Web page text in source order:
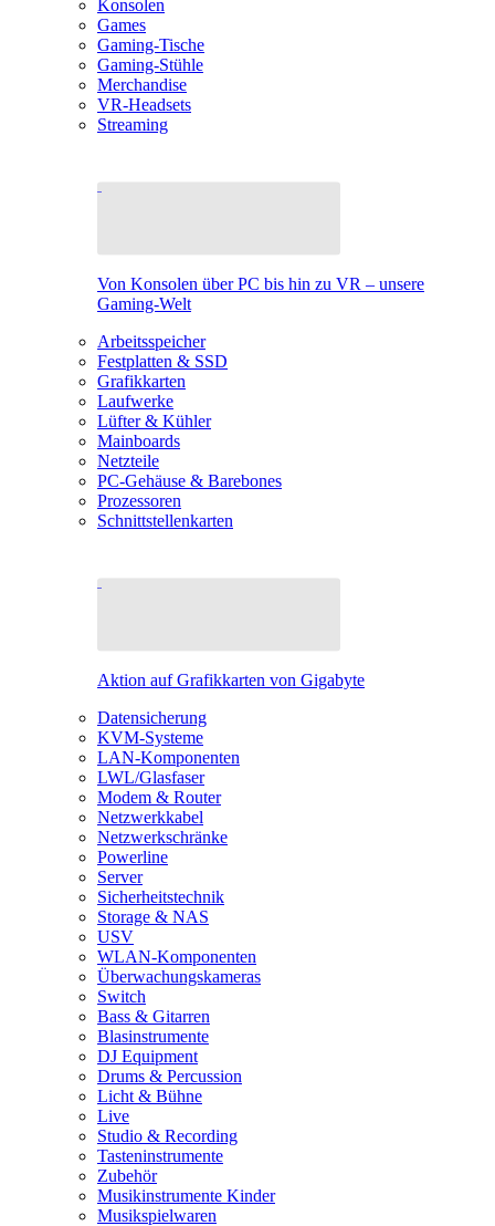
Konsolen
Games
Gaming-Tische
Gaming-Stühle
Merchandise
VR-Headsets
Streaming
Von Konsolen über PC bis hin zu VR – unsere
Gaming-Welt
Arbeitsspeicher
Festplatten & SSD
Grafikkarten
Laufwerke
Lüfter & Kühler
Mainboards
Netzteile
PC-Gehäuse & Barebones
Prozessoren
Schnittstellenkarten
Aktion auf Grafikkarten von Gigabyte
Datensicherung
KVM-Systeme
LAN-Komponenten
LWL/Glasfaser
Modem & Router
Netzwerkkabel
Netzwerkschränke
Powerline
Server
Sicherheitstechnik
Storage & NAS
USV
WLAN-Komponenten
Überwachungskameras
Switch
Bass & Gitarren
Blasinstrumente
DJ Equipment
Drums & Percussion
Licht & Bühne
Live
Studio & Recording
Tasteninstrumente
Zubehör
Musikinstrumente Kinder
Musikspielwaren